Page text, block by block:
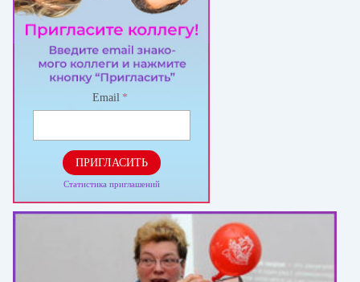
Email *
ПРИГЛАСИТЬ
Статистика приглашений